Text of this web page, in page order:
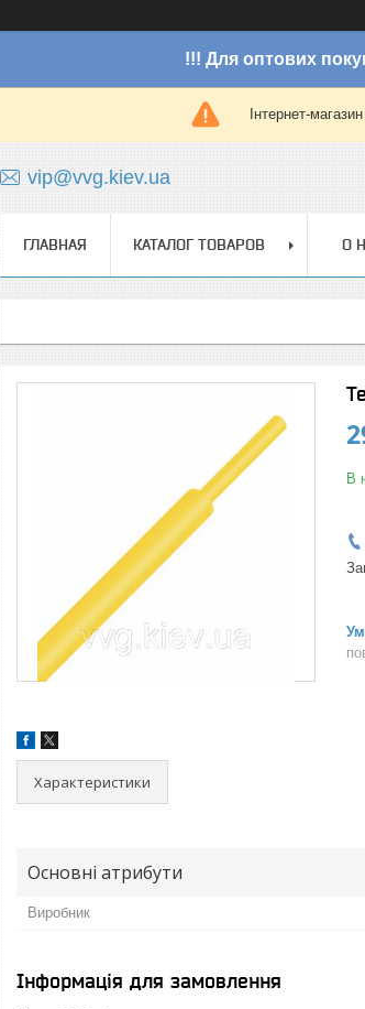
!!! Для оптових
Інтернет-
vip@vvg.kiev.ua
ГЛАВНАЯ КАТАЛОГ ТОВАРОВ О
В
Характеристики
Основні атрибути
Виробник
Інформація для замовлення